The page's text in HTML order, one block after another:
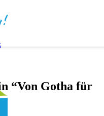
“Von Gotha für